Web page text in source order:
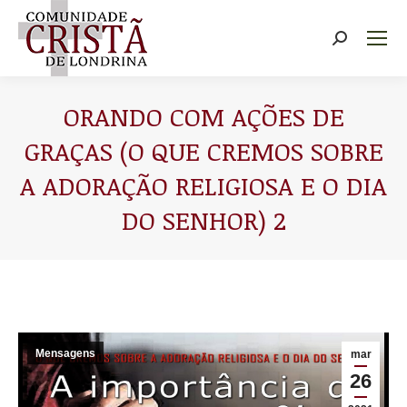
Buscar
ORANDO COM AÇÕES DE
GRAÇAS (O QUE CREMOS SOBRE
A ADORAÇÃO RELIGIOSA E O DIA
DO SENHOR) 2
mar
26
Mensagens